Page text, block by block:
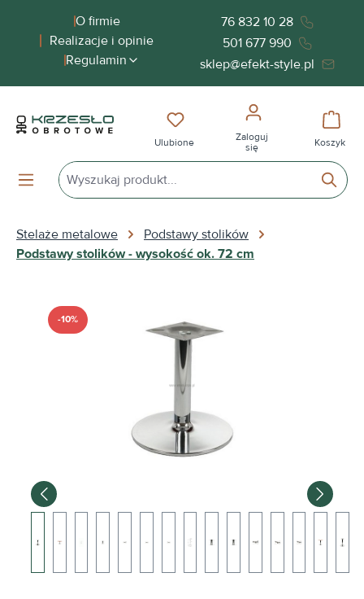
zawartościO firmie
Realizacje i opinie
Regulamin
76 832 10 28
501 677 990
sklep@efekt-style.pl
Masz 0 przedmioty na liście
Ulubione
Zaloguj
się
Koszyk
Stelaże metalowe
Podstawy stolików
Podstawy stolików - wysokość ok. 72 cm
Pomiń galerię zdjęć
-10%